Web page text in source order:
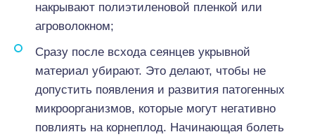
накрывают полиэтиленовой пленкой или
агроволокном;
Сразу после всхода сеянцев укрывной
материал убирают. Это делают, чтобы не
допустить появления и развития патогенных
микроорганизмов, которые могут негативно
повлиять на корнеплод. Начинающая болеть